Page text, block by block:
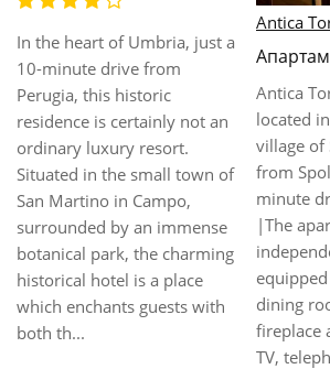
In the heart of Umbria, just a
10-minute drive from
Perugia, this historic
residence is certainly not an
ordinary luxury resort.
Situated in the small town of
San Martino in Campo,
surrounded by an immense
botanical park, the charming
historical hotel is a place
which enchants guests with
both th...
Antica
Antica
located
village of
from
minute
|The
dining
fireplace
TV,